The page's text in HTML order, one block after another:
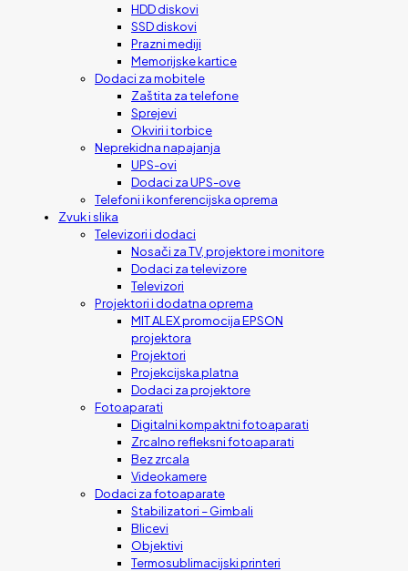
HDD diskovi
SSD diskovi
Prazni mediji
Memorijske kartice
Dodaci za mobitele
Zaštita za telefone
Sprejevi
Okviri i torbice
Neprekidna napajanja
UPS-ovi
Dodaci za UPS-ove
Telefoni i konferencijska oprema
Zvuk i slika
Televizori i dodaci
Nosači za TV, projektore i monitore
Dodaci za televizore
Televizori
Projektori i dodatna oprema
MIT ALEX promocija EPSON
projektora
Projektori
Projekcijska platna
Dodaci za projektore
Fotoaparati
Digitalni kompaktni fotoaparati
Zrcalno refleksni fotoaparati
Bez zrcala
Videokamere
Dodaci za fotoaparate
Stabilizatori – Gimbali
Blicevi
Objektivi
Termosublimacijski printeri